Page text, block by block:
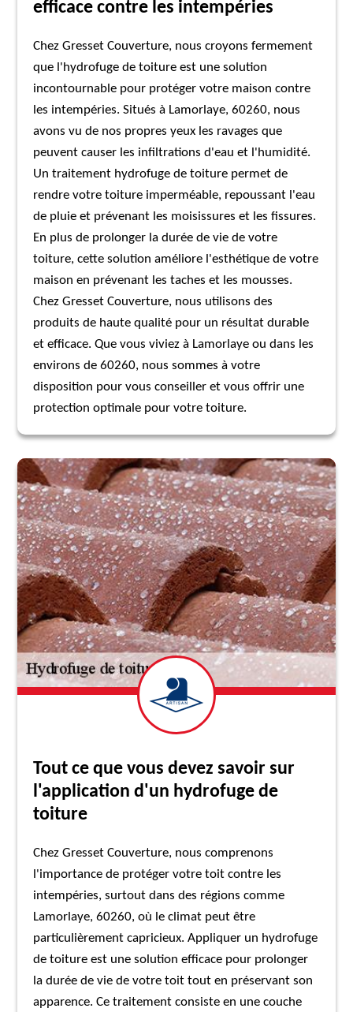
efficace contre les intempéries
Chez Gresset Couverture, nous croyons fermement
que l'hydrofuge de toiture est une solution
incontournable pour protéger votre maison contre
les intempéries. Situés à Lamorlaye, 60260, nous
avons vu de nos propres yeux les ravages que
peuvent causer les infiltrations d'eau et l'humidité.
Un traitement hydrofuge de toiture permet de
rendre votre toiture imperméable, repoussant l'eau
de pluie et prévenant les moisissures et les fissures.
En plus de prolonger la durée de vie de votre
toiture, cette solution améliore l'esthétique de votre
maison en prévenant les taches et les mousses.
Chez Gresset Couverture, nous utilisons des
produits de haute qualité pour un résultat durable
et efficace. Que vous viviez à Lamorlaye ou dans les
environs de 60260, nous sommes à votre
disposition pour vous conseiller et vous offrir une
protection optimale pour votre toiture.
Tout ce que vous devez savoir sur
l'application d'un hydrofuge de
toiture
Chez Gresset Couverture, nous comprenons
l'importance de protéger votre toit contre les
intempéries, surtout dans des régions comme
Lamorlaye, 60260, où le climat peut être
particulièrement capricieux. Appliquer un hydrofuge
de toiture est une solution efficace pour prolonger
la durée de vie de votre toit tout en préservant son
apparence. Ce traitement consiste en une couche